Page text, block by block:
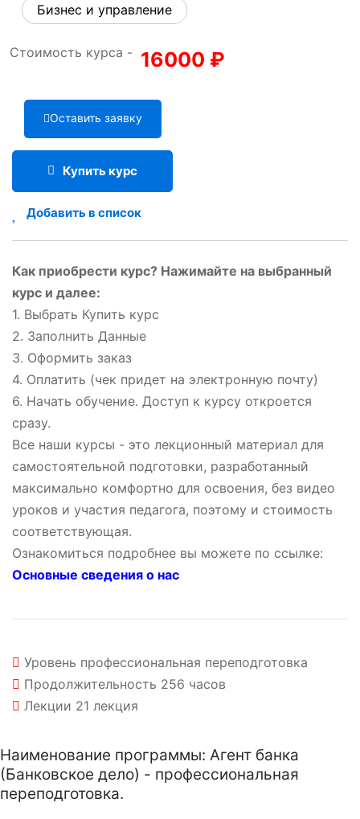
Бизнес и управление
Стоимость курса - 16000 ₽
Оставить заявку
Купить курс
Добавить в список
Как приобрести курс? Нажимайте на выбранный
курс и далее:
1. Выбрать Купить курс
2. Заполнить Данные
3. Оформить заказ
4. Оплатить (чек придет на электронную почту)
6. Начать обучение. Доступ к курсу откроется
сразу.
Все наши курсы - это лекционный материал для
самостоятельной подготовки, разработанный
максимально комфортно для освоения, без видео
уроков и участия педагога, поэтому и стоимость
соответствующая.
Ознакомиться подробнее вы можете по ссылке:
Основные сведения о нас
Уровень профессиональная переподготовка
Продолжительность 256 часов
Лекции 21 лекция
Наименование программы: Агент банка
(Банковское дело) - профессиональная
переподготовка.